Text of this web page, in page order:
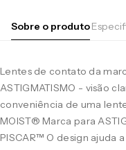
Sobre o produto
Lentes de contato da
ASTIGMATISMO - visão
conveniência de uma
MOIST® Marca para
PISCAR™ O design ajuda